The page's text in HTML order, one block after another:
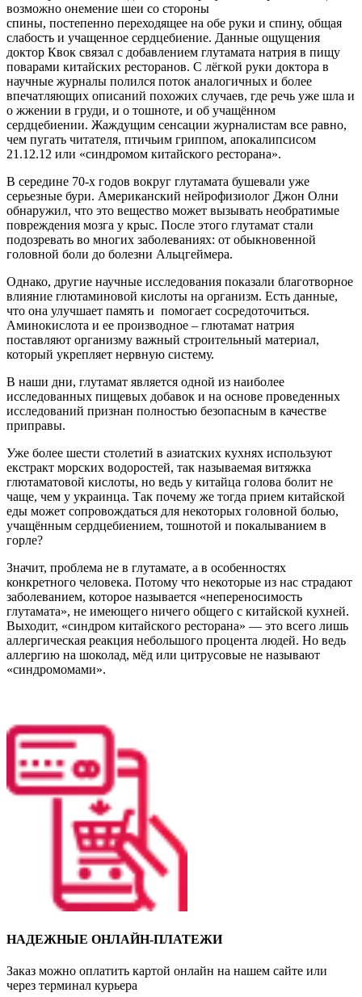
возможно онемение шеи со стороны
спины, постепенно переходящее на обе руки и спину, общая
слабость и учащенное сердцебиение. Данные ощущения
доктор Квок связал с добавлением глутамата натрия в пищу
поварами китайских ресторанов. С лёгкой руки доктора в
научные журналы полился поток аналогичных и более
впечатляющих описаний похожих случаев, где речь уже шла и
о жжении в груди, и о тошноте, и об учащённом
сердцебиении. Жаждущим сенсации журналистам все равно,
чем пугать читателя, птичьим гриппом, апокалипсисом
21.12.12 или «синдромом китайского ресторана».
В середине 70-х годов вокруг глутамата бушевали уже
серьезные бури. Американский нейрофизиолог Джон Олни
обнаружил, что это вещество может вызывать необратимые
повреждения мозга у крыс. После этого глутамат стали
подозревать во многих заболеваниях: от обыкновенной
головной боли до болезни Альцгеймера.
Однако, другие научные исследования показали благотворное
влияние глютаминовой кислоты на организм. Есть данные,
что она улучшает память и помогает сосредоточиться.
Аминокислота и ее производное – глютамат натрия
поставляют организму важный строительный материал,
который укрепляет нервную систему.
В наши дни, глутамат является одной из наиболее
исследованных пищевых добавок и на основе проведенных
исследований признан полностью безопасным в качестве
приправы.
Уже более шести столетий в азиатских кухнях используют
екстракт морских водоростей, так называемая витяжка
глютаматовой кислоты, но ведь у китайца голова болит не
чаще, чем у украинца. Так почему же тогда прием китайской
еды может сопровождаться для некоторых головной болью,
учащённым сердцебиением, тошнотой и покалыванием в
горле?
Значит, проблема не в глутамате, а в особенностях
конкретного человека. Потому что некоторые из нас страдают
заболеванием, которое называется «непереносимость
глутамата», не имеющего ничего общего с китайской кухней.
Выходит, «синдром китайского ресторана» — это всего лишь
аллергическая реакция небольшого процента людей. Но ведь
аллергию на шоколад, мёд или цитрусовые не называют
«синдромомами».
НАДЕЖНЫЕ ОНЛАЙН-ПЛАТЕЖИ
Заказ можно оплатить картой онлайн на нашем сайте или
через терминал курьера